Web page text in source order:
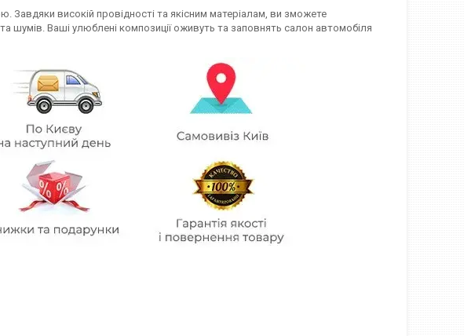
Завдяки високій провідності та якісним матеріалам, ви зможете
шумів. Ваші улюблені композиції оживуть та заповнять салон автомобіля